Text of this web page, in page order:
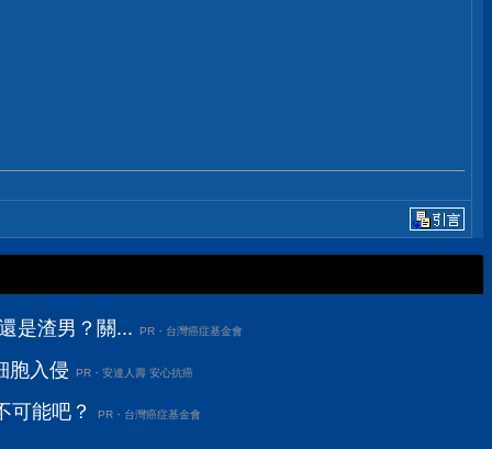
是渣男？關... PR・台灣癌症基金會
胞入侵 PR・安達人壽 安心抗癌
可能吧？ PR・台灣癌症基金會